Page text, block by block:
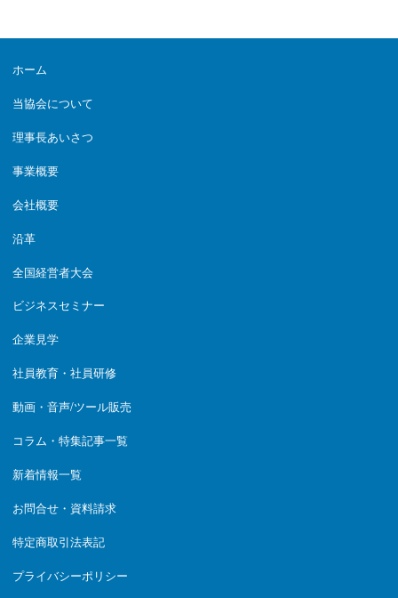
ホーム
当協会について
理事長あいさつ
事業概要
会社概要
沿革
全国経営者大会
ビジネスセミナー
企業見学
社員教育・社員研修
動画・音声/ツール販売
コラム・特集記事一覧
新着情報一覧
お問合せ・資料請求
特定商取引法表記
プライバシーポリシー